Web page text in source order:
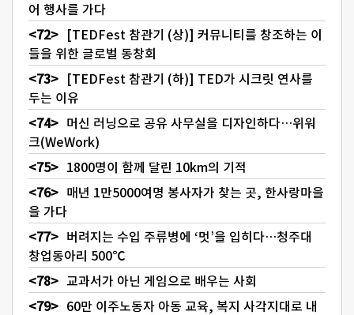
어 행사를 가다
[TEDFest 참관기 (상)] 커뮤니티를 창조하는 이
들을 위한 글로벌 동창회
[TEDFest 참관기 (하)] TED가 시크릿 연사를
두는 이유
머신 러닝으로 공유 사무실을 디자인하다…위워
크(WeWork)
1800명이 함께 달린 10km의 기적
매년 1만5000여명 봉사자가 찾는 곳, 한사랑마을
을 가다
버려지는 수입 주류병에 ‘멋’을 입히다…청주대
창업동아리 500℃
교과서가 아닌 게임으로 배우는 사회
60만 이주노동자 아동 교육, 복지 사각지대로 내